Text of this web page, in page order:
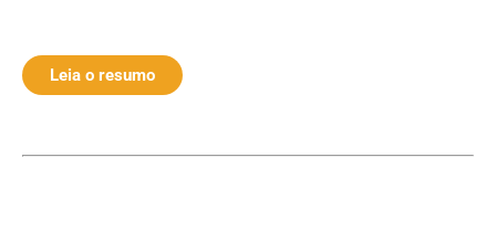
Leia o resumo